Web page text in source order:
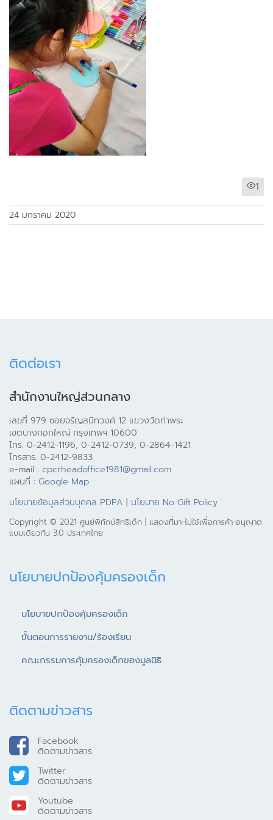
1
24 มกราคม 2020
ติดต่อเรา
สำนักงานใหญ่ส่วนกลาง
เลขที่ 979 ซอยจรัญสนิทวงศ์ 12 แขวงวัดท่าพระ
เขตบางกอกใหญ่ กรุงเทพฯ 10600
โทร. 0-2412-1196, 0-2412-0739, 0-2864-1421
โทรสาร. 0-2412-9833
e-mail : cpcrheadoffice1981@gmail.com
แผนที่ : Google Map
นโยบายข้อมูลส่วนบุคคล PDPA | นโยบาย No Gift Policy
Copyright © 2021 ศูนย์พิทักษ์สิทธิเด็ก | แสดงที่มา-ไม่ใช้เพื่อการค้า-อนุญาต
แบบเดียวกัน 3.0 ประเทศไทย
นโยบายปกป้องคุ้มครองเด็ก
นโยบายปกป้องคุ้มครองเด็ก
ขั้นตอนการรายงาน/ร้องเรียน
คณะกรรมการคุ้มครองเด็กของมูลนิธิ
ติดตามข่าวสาร
Facebook
ติดตามข่าวสาร
Twitter
ติดตามข่าวสาร
Youtube
ติดตามข่าวสาร